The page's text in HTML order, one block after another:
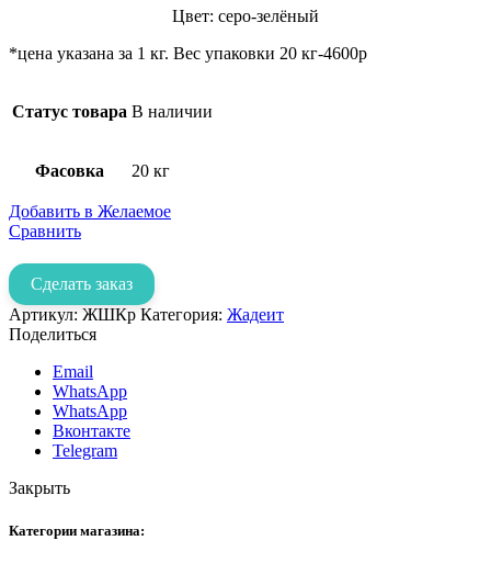
Цвет: серо-зелёный
*цена указана за 1 кг. Вес упаковки 20 кг-4600р
Статус товара В наличии
Фасовка 20 кг
Добавить в Желаемое
Сравнить
Сделать заказ
Артикул: ЖШКр Категория: Жадеит
Поделиться
Email
WhatsApp
WhatsApp
Вконтакте
Telegram
Закрыть
Категории магазина: